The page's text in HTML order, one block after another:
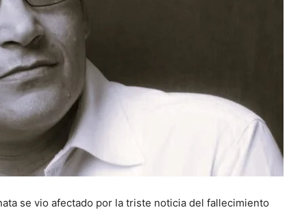
se vio afectado por la triste noticia del fallecimiento